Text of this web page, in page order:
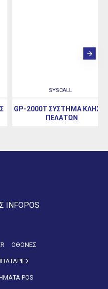
SYSCALL
GP-2000T ΣΎΣΤΗΜΑ ΚΛΉΣΗΣ
ΠΕΛΑΤΏΝ
ΟΘΟΝΕΣ
POS